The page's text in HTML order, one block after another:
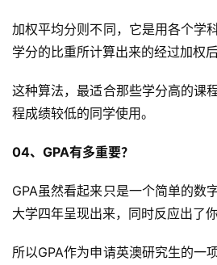
加权平均分则不同，它是用各个学
学分的比重所计算出来的经过加权后
这种算法，最适合那些学分高的课
程成绩较低的同学使用。
04、GPA有多重要？
GPA虽然看起来只是一个简单的数
大学四年呈现出来，同时反应出了
所以GPA作为申请英澳研究生的一